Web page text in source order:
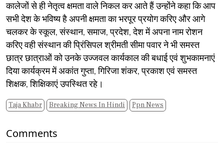
कालेजों से ही नेतृत्व क्षमता वाले निकल कर आते हैं उन्होंने कहा कि आप
सभी देश के भविष्य है अपनी क्षमता का भरपूर प्रयोग करिए और आगे
चलकर के स्कूल, संस्थान, समाज, प्रदेश, देश में अपना नाम रोशन
करिए वही संस्थान की प्रिंसिपल श्रीमती सीमा पवार ने भी समस्त
छात्र छात्राओं को उनके उज्जवल कार्यकाल की बधाई एवं शुभकामनाएं
दिया कार्यक्रम में अकांत गुप्ता, गिरिजा शंकर, प्रकाश एवं समस्त
शिक्षक, शिक्षिकाएं उपस्थित रहे।
Taja Khabr Breaking News In Hindi Ppn News
Comments